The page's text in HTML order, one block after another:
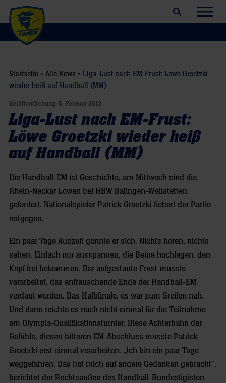
Suchfeld öffnen
Startseite » Alle News » Liga-Lust nach EM-Frust: Löwe Groetzki
wieder heiß auf Handball (MM)
Veröffentlichung: 5. Februar 2012
Liga-Lust nach EM-Frust:
Löwe Groetzki wieder heiß
auf Handball (MM)
Die Handball-EM ist Geschichte, am Mittwoch sind die
Rhein-Neckar Löwen bei HBW Balingen-Weilstetten
gefordert. Nationalspieler Patrick Groetzki fiebert der Partie
entgegen.
Ein paar Tage Auszeit gönnte er sich. Nichts hören, nichts
sehen. Einfach nur ausspannen, die Beine hochlegen, den
Kopf frei bekommen. Der aufgestaute Frust musste
verarbeitet, das enttäuschende Ende der Handball-EM
verdaut werden. Das Halbfinale, es war zum Greifen nah.
Und dann reichte es noch nicht einmal für die Teilnahme
am Olympia-Qualifikationsturnier. Diese Achterbahn der
Gefühle, diesen bitteren EM-Abschluss musste Patrick
Groetzki erst einmal verarbeiten. „Ich bin ein paar Tage
weggefahren. Das hat mich auf andere Gedanken gebracht“,
berichtet der Rechtsaußen des Handball-Bundesligisten